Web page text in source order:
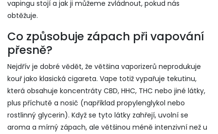
vapingu stojí a jak ji můžeme zvládnout, pokud nás
obtěžuje.
Co způsobuje zápach při vapování
přesně?
Nejdřív je dobré vědět, že většina vaporizerů neprodukuje
kouř jako klasická cigareta. Vape totiž vypařuje tekutinu,
která obsahuje koncentráty CBD, HHC, THC nebo jiné látky,
plus příchutě a nosič (například propylenglykol nebo
rostlinný glycerin). Když se tyto látky zahřejí, uvolní se
aroma a mírný zápach, ale většinou méně intenzivní než u